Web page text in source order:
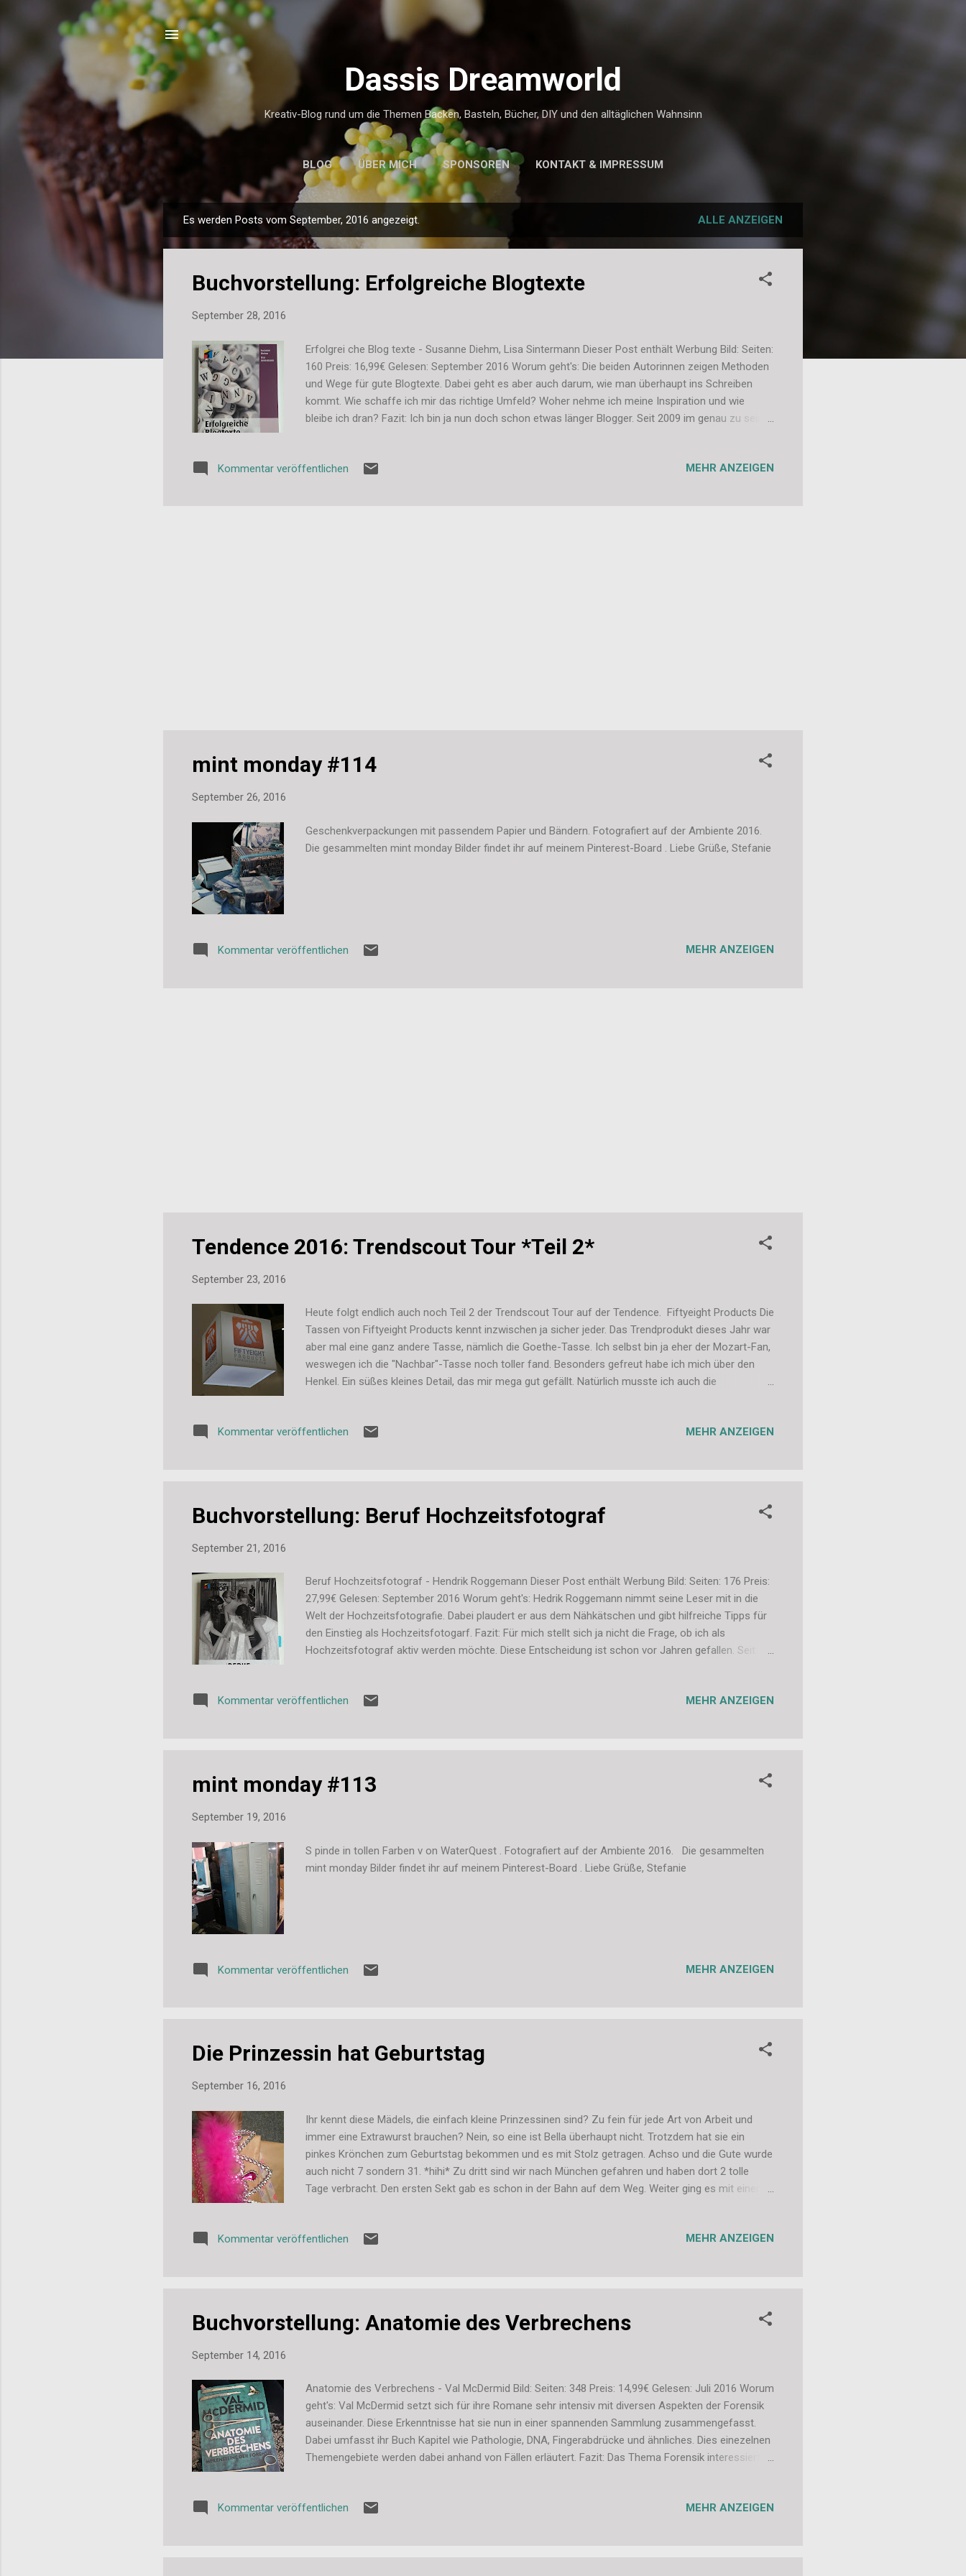
Direkt zum Hauptbereich
Dassis Dreamworld
Kreativ-Blog rund um die Themen Backen, Basteln, Bücher, DIY und den alltäglichen Wahnsinn
BLOG ÜBER MICH SPONSOREN KONTAKT & IMPRESSUM
o
Es werden Posts vom September, 2016 angezeigt. ALLE ANZEIGEN
Buchvorstellung: Erfolgreiche Blogtexte
September 28, 2016
Erfolgrei che Blog texte - Susanne Diehm, Lisa Sintermann Dieser Post enthält Werbung Bild: Seiten:
160 Preis: 16,99€ Gelesen: September 2016 Worum geht's: Die beiden Autorinnen zeigen Methoden
und Wege für gute Blogtexte. Dabei geht es aber auch darum, wie man überhaupt ins Schreiben
kommt. Wie schaffe ich mir das richtige Umfeld? Woher nehme ich meine Inspiration und wie
bleibe ich dran? Fazit: Ich bin ja nun doch schon etwas länger Blogger. Seit 2009 im genau zu sein.
habe ich das Buch gelesen. Zu Beginn des Buchs wird deutlich gemacht, an wen sich dieses
Kommentar veröffentlichen MEHR ANZEIGEN
mint monday #114
September 26, 2016
Geschenkverpackungen mit passendem Papier und Bändern. Fotografiert auf der Ambiente 2016.
Die gesammelten mint monday Bilder findet ihr auf meinem Pinterest-Board . Liebe Grüße, Stefanie
Kommentar veröffentlichen MEHR ANZEIGEN
Tendence 2016: Trendscout Tour *Teil 2*
September 23, 2016
Heute folgt endlich auch noch Teil 2 der Trendscout Tour auf der Tendence. Fiftyeight Products Die
Tassen von Fiftyeight Products kennt inzwischen ja sicher jeder. Das Trendprodukt dieses Jahr war
aber mal eine ganz andere Tasse, nämlich die Goethe-Tasse. Ich selbst bin ja eher der Mozart-Fan,
weswegen ich die "Nachbar"-Tasse noch toller fand. Besonders gefreut habe ich mich über den
Henkel. Ein süßes kleines Detail, das mir mega gut gefällt. Natürlich musste ich auch die
perfekte Tasse für den Montagmorgen... Räder Natürlich mussten wir auch wieder bei Räder vorbei
Kommentar veröffentlichen MEHR ANZEIGEN
Buchvorstellung: Beruf Hochzeitsfotograf
September 21, 2016
Beruf Hochzeitsfotograf - Hendrik Roggemann Dieser Post enthält Werbung Bild: Seiten: 176 Preis:
27,99€ Gelesen: September 2016 Worum geht's: Hedrik Roggemann nimmt seine Leser mit in die
Welt der Hochzeitsfotografie. Dabei plaudert er aus dem Nähkätschen und gibt hilfreiche Tipps für
den Einstieg als Hochzeitsfotogarf. Fazit: Für mich stellt sich ja nicht die Frage, ob ich als
Hochzeitsfotograf aktiv werden möchte. Diese Entscheidung ist schon vor Jahren gefallen. Seit
und sagen, ja, das mache ich auch so. Bei einigen Kleinigkeiten bin ich aber hänge geblieben und
Kommentar veröffentlichen MEHR ANZEIGEN
mint monday #113
September 19, 2016
S pinde in tollen Farben v on WaterQuest . Fotografiert auf der Ambiente 2016. Die gesammelten
mint monday Bilder findet ihr auf meinem Pinterest-Board . Liebe Grüße, Stefanie
Kommentar veröffentlichen MEHR ANZEIGEN
Die Prinzessin hat Geburtstag
September 16, 2016
Ihr kennt diese Mädels, die einfach kleine Prinzessinen sind? Zu fein für jede Art von Arbeit und
immer eine Extrawurst brauchen? Nein, so eine ist Bella überhaupt nicht. Trotzdem hat sie ein
pinkes Krönchen zum Geburtstag bekommen und es mit Stolz getragen. Achso und die Gute wurde
auch nicht 7 sondern 31. *hihi* Zu dritt sind wir nach München gefahren und haben dort 2 tolle
Tage verbracht. Den ersten Sekt gab es schon in der Bahn auf dem Weg. Weiter ging es mit einem
die restlichen Geschenke waren natürlich passend zur Krone verpackt. Mit Packpapier eingepackt
Kommentar veröffentlichen MEHR ANZEIGEN
Buchvorstellung: Anatomie des Verbrechens
September 14, 2016
Anatomie des Verbrechens - Val McDermid Bild: Seiten: 348 Preis: 14,99€ Gelesen: Juli 2016 Worum
geht's: Val McDermid setzt sich für ihre Romane sehr intensiv mit diversen Aspekten der Forensik
auseinander. Diese Erkenntnisse hat sie nun in einer spannenden Sammlung zusammengefasst.
Dabei umfasst ihr Buch Kapitel wie Pathologie, DNA, Fingerabdrücke und ähnliches. Dies einezelnen
Themengebiete werden dabei anhand von Fällen erläutert. Fazit: Das Thema Forensik interessiert
manchmal doch etwas aufmerksamer lesen muss und einzelne Abschnitte nicht einfach
Kommentar veröffentlichen MEHR ANZEIGEN